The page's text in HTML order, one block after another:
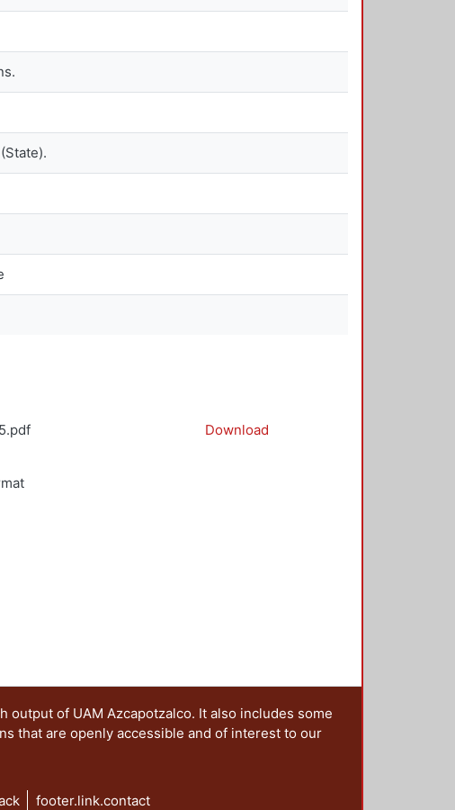
Download
of UAM Azcapotzalco. It also includes some
that are openly accessible and of interest to our
footer.link.contact